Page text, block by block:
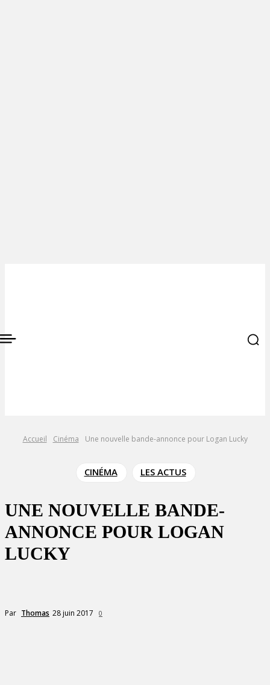
Accueil Cinéma Une nouvelle bande-annonce pour Logan Lucky
CINÉMA LES ACTUS
UNE NOUVELLE BANDE-
ANNONCE POUR LOGAN
LUCKY
Par Thomas 28 juin 2017 0